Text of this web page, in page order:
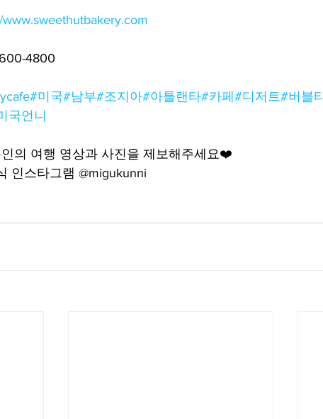
www.sweethutbakery.com
4800
#미국#남부#조지아#아틀랜타#카페 #디저트#버블티
국언니
의 여행 영상과 사진을 제보해주세요❤️
인스타그램 @migukunni